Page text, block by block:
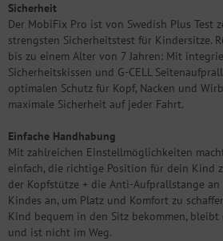
Sicherheit
Der MobiFix Pro ist von Swedish Plus Test
strengsten Sicherheitstest für Kindersitze.
bis zu einem Alter von 7 Jahren: Mit
Sicherheitskissen und G-CELL
optimalen Schutz für Kopf, Nacken und
maximale Sicherheit auf jeder Fahrt.
Einfache Handhabung
Mit zahlreichen Einstellmöglichkeiten
einfach, die richtige Position für dein Kind
der Kopfstütze + die Anti-Aufprallstange an
Kindes an, um Platz und Komfort zu
Kind bequem in den Sitz bekommen,
und ist nicht im Weg.